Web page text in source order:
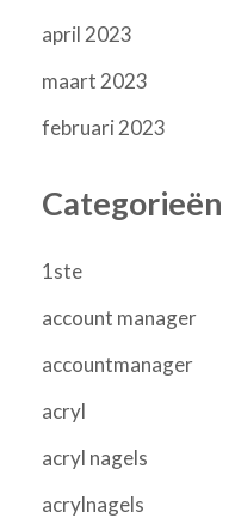
april 2023
maart 2023
februari 2023
Categorieën
1ste
account manager
accountmanager
acryl
acryl nagels
acrylnagels